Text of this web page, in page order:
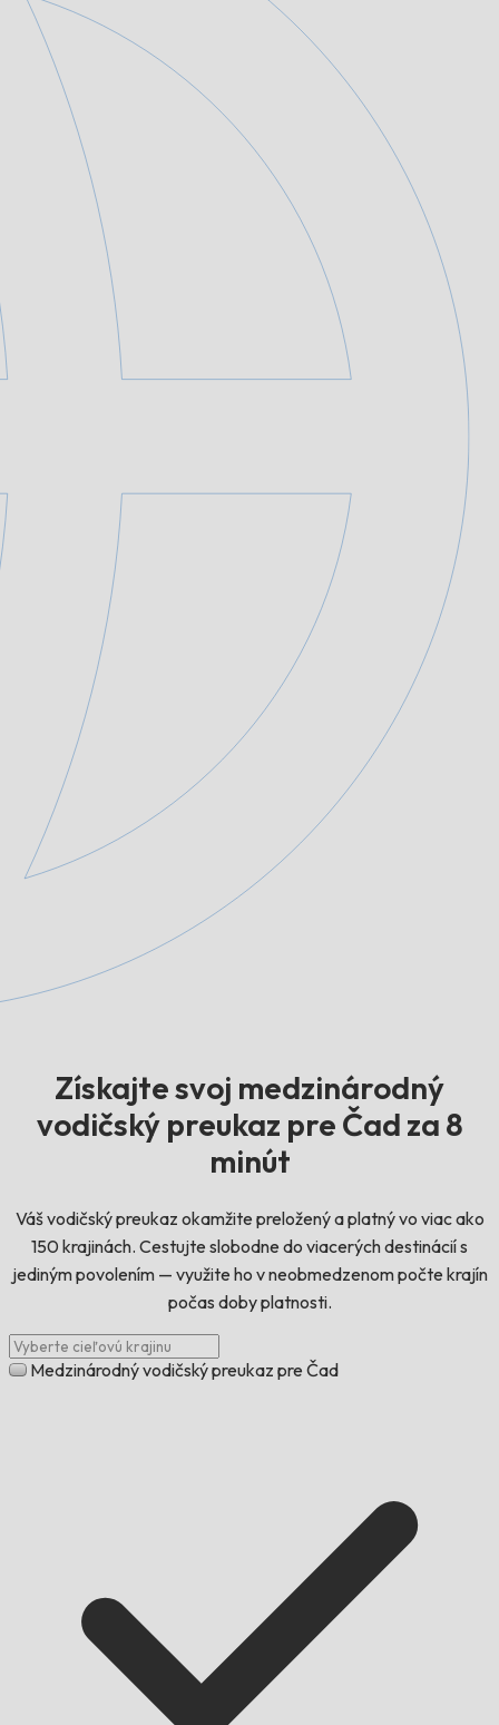
Získajte svoj medzinárodný
vodičský preukaz pre Čad za 8
minút
Váš vodičský preukaz okamžite preložený a platný vo viac ako
150 krajinách. Cestujte slobodne do viacerých destinácií s
jediným povolením — využite ho v neobmedzenom počte krajín
počas doby platnosti.
Medzinárodný vodičský preukaz pre Čad